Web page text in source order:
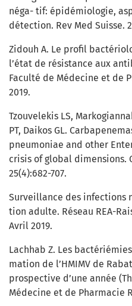
néga- tif: épidémiologie,
détection. Rev Med Suisse.
Zidouh A. Le profil
l’état de résistance aux
Faculté de Médecine et de
2019.
Tzouvelekis LS,
PT, Daikos GL.
pneumoniae and other
crisis of global dimensions.
25(4):682-707.
Surveillance des infections
tion adulte. Réseau REA-
Avril 2019.
Lachhab Z. Les
mation de l’HMIMV de
prospective d’une année
Médecine et de Pharmacie